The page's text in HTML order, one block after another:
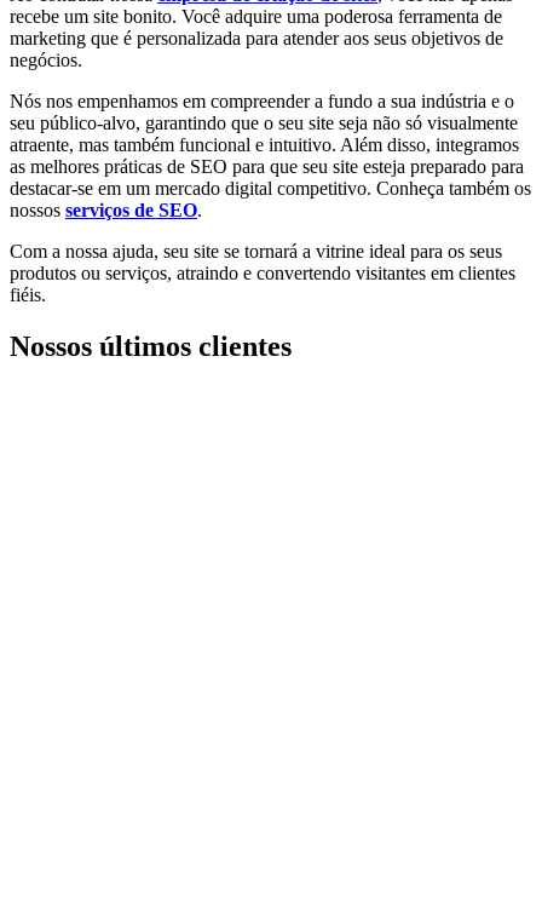
recebe um site bonito. Você adquire uma poderosa ferramenta de
marketing que é personalizada para atender aos seus objetivos de
negócios.
Nós nos empenhamos em compreender a fundo a sua indústria e o
seu público-alvo, garantindo que o seu site seja não só visualmente
atraente, mas também funcional e intuitivo. Além disso, integramos
as melhores práticas de SEO para que seu site esteja preparado para
destacar-se em um mercado digital competitivo. Conheça também os
nossos serviços de SEO.
Com a nossa ajuda, seu site se tornará a vitrine ideal para os seus
produtos ou serviços, atraindo e convertendo visitantes em clientes
fiéis.
Nossos últimos clientes